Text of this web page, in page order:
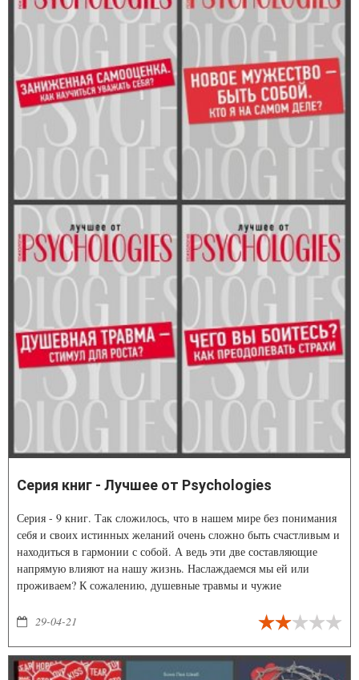
Серия книг - Лучшее от Psychologies
Серия - 9 книг. Так сложилось, что в нашем мире без понимания
себя и своих истинных желаний очень сложно быть счастливым и
находиться в гармонии с собой. А ведь эти две составляющие
напрямую влияют на нашу жизнь. Наслаждаемся мы ей или
проживаем? К сожалению, душевные травмы и чужие
заглушают внутренний голос. В свою очередь, это приводит к
внутренней опоры и прокрастинации. Не волнуйтесь, это
поправимо!
29-04-21